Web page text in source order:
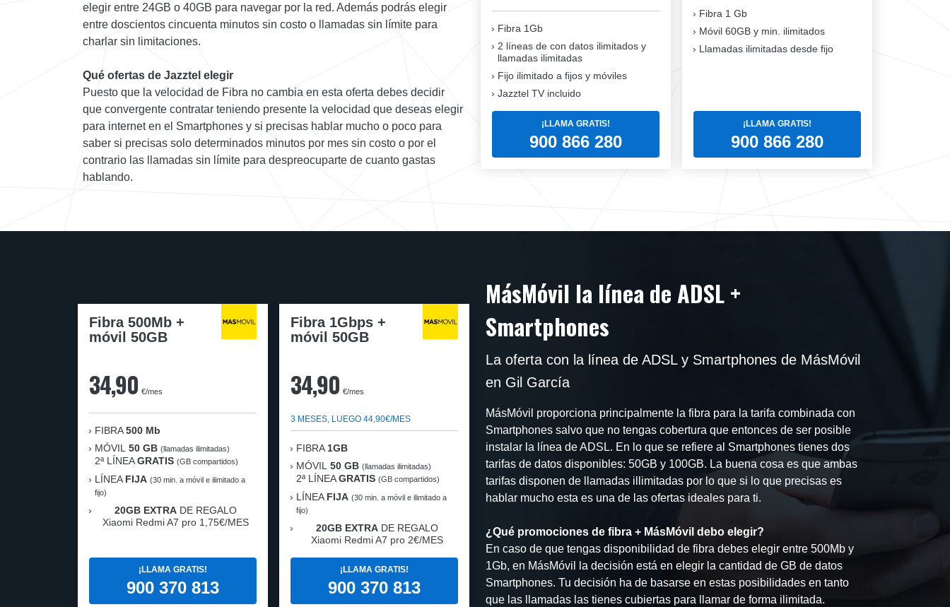
Fibra 1Gb
2 líneas de con datos ilimitados y
llamadas ilimitadas
Fijo ilimitado a fijos y móviles
Jazztel TV incluido
¡LLAMA GRATIS!
900 866 280
Fibra 1 Gb
Móvil 60GB y min. ilimitados
Llamadas ilimitadas desde fijo
¡LLAMA GRATIS!
900 866 280
elegir entre 24GB o 40GB para navegar por la red. Además podrás elegir
entre doscientos cincuenta minutos sin costo o llamadas sin límite para
charlar sin limitaciones.
Qué ofertas de Jazztel elegir
Puesto que la velocidad de Fibra no cambia en esta oferta debes decidir
que convergente contratar teniendo presente la velocidad que deseas elegir
para internet en el Smartphones y si precisas hablar mucho o poco para
saber si precisas solo determinados minutos por mes sin costo o por el
contrario las llamadas sin límite para despreocuparte de cuanto gastas
hablando.
Fibra 500Mb +
móvil 50GB
34,90 €/mes
FIBRA 500 Mb
MÓVIL 50 GB (llamadas ilimitadas)
2ª LÍNEAGRATIS (GB compartidos)
LÍNEA FIJA (30 min. a móvil e ilimitado a
fijo)
20GB EXTRA DE REGALO
Xiaomi Redmi A7 pro 1,75€/MES
¡LLAMA GRATIS!
900 370 813
Fibra 1Gbps +
móvil 50GB
34,90 €/mes
3 MESES, LUEGO 44,90€/MES
FIBRA 1GB
MÓVIL 50 GB (llamadas ilimitadas)
2ª LÍNEAGRATIS (GB compartidos)
LÍNEA FIJA (30 min. a móvil e ilimitado a
fijo)
20GB EXTRA DE REGALO
Xiaomi Redmi A7 pro 2€/MES
¡LLAMA GRATIS!
900 370 813
MásMóvil la línea de ADSL +
Smartphones
La oferta con la línea de ADSL y Smartphones de MásMóvil
en Gil García
MásMóvil proporciona principalmente la fibra para la tarifa combinada con
Smartphones salvo que no tengas cobertura que entonces de ser posible
instalar la línea de ADSL. En lo que se refiere al Smartphones tienes dos
tarifas de datos disponibles: 50GB y 100GB. La buena cosa es que ambas
tarifas disponen de llamadas illimitadas por lo que si lo que precisas es
hablar mucho esta es una de las ofertas ideales para ti.
¿Qué promociones de fibra + MásMóvil debo elegir?
En caso de que tengas disponibilidad de fibra debes elegir entre 500Mb y
1Gb, en MásMóvil la decisión está en elegir la cantidad de GB de datos
Smartphones. Tu decisión ha de basarse en estas posibilidades en tanto
que las llamadas las tienes cubiertas para llamar de forma ilimitada.